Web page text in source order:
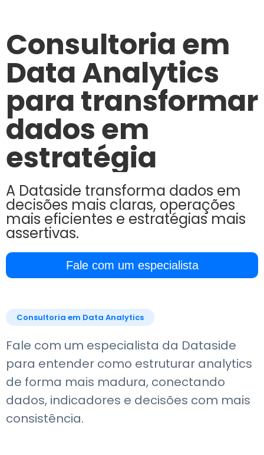
Consultoria em
Data Analytics
para transformar
dados em
estratégia
A Dataside transforma dados em
decisões mais claras, operações
mais eficientes e estratégias mais
assertivas.
Fale com um especialista
Consultoria em Data Analytics
Fale com um especialista da Dataside
para entender como estruturar analytics
de forma mais madura, conectando
dados, indicadores e decisões com mais
consistência.